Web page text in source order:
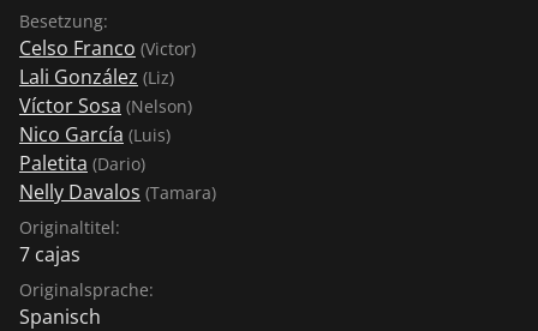
Besetzung:
Celso Franco (Victor)
Lali González (Liz)
Víctor Sosa (Nelson)
Nico García (Luis)
Paletita (Dario)
Nelly Davalos (Tamara)
Originaltitel:
7 cajas
Originalsprache:
Spanisch